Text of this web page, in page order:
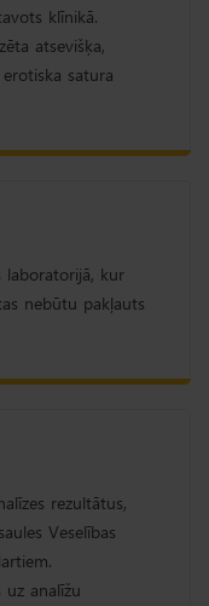
klīnikā.
atsevišķa,
satura
laboratorijā, kur
nebūtu pakļauts
rezultātus,
Veselības
uz analīžu